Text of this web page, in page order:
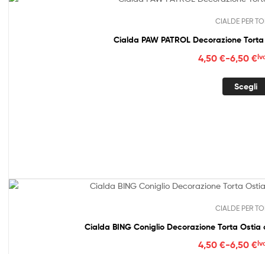
CIALDE PER
Cialda PAW PATROL Decorazione
4,50 €-6,50 €
Scegli
CIALDE PER
Cialda BING Coniglio Decorazione Torta Ostia
4,50 €-6,50 €